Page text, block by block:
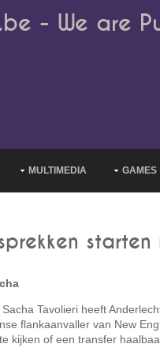
- We are
MULTIMEDIA GAMES
starten
Tavolieri heeft
flankaanvaller van New
kijken of een transfer